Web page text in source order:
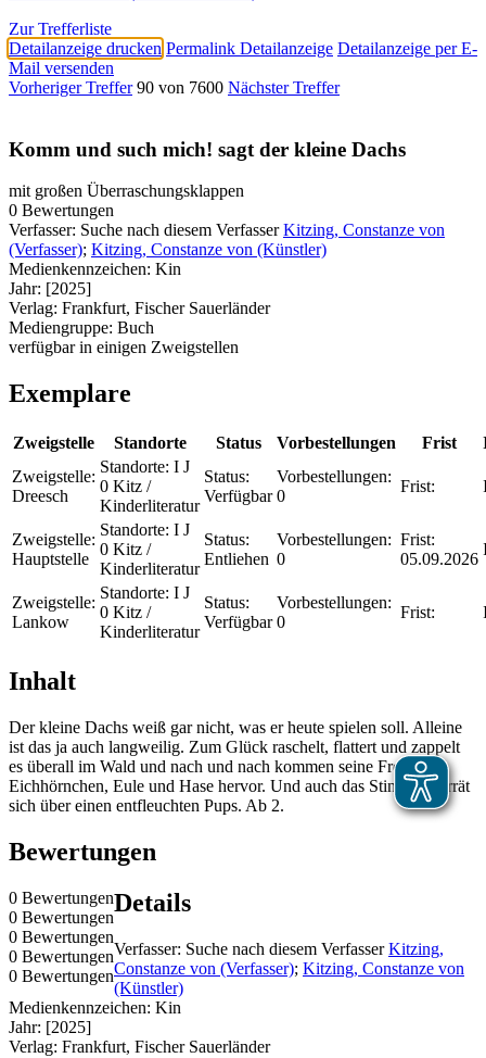
Zur Trefferliste
Detailanzeige drucken Permalink Detailanzeige Detailanzeige per E-
Mail versenden
Vorheriger Treffer 90 von 7600 Nächster Treffer
Komm und such mich! sagt der kleine Dachs
mit großen Überraschungsklappen
0 Bewertungen
Verfasser: Suche nach diesem Verfasser Kitzing, Constanze von
(Verfasser); Kitzing, Constanze von (Künstler)
Medienkennzeichen: Kin
Jahr: [2025]
Verlag: Frankfurt, Fischer Sauerländer
Mediengruppe: Buch
verfügbar in einigen Zweigstellen
Exemplare
Zweigstelle Standorte Status Vorbestellungen Frist
Zweigstelle:
Dreesch
Standorte: I J
0 Kitz /
Kinderliteratur
Status:
Verfügbar
Vorbestellungen:
0
Frist:
Zweigstelle:
Hauptstelle
Standorte: I J
0 Kitz /
Kinderliteratur
Status:
Entliehen
Vorbestellungen:
0
Frist:
05.09.2026
Zweigstelle:
Lankow
Standorte: I J
0 Kitz /
Kinderliteratur
Status:
Verfügbar
Vorbestellungen:
0
Frist:
Inhalt
Der kleine Dachs weiß gar nicht, was er heute spielen soll. Alleine
ist das ja auch langweilig. Zum Glück raschelt, flattert und zappelt
es überall im Wald und nach und nach kommen seine Freunde
Eichhörnchen, Eule und Hase hervor. Und auch das Stinktier verrät
sich über einen entfleuchten Pups. Ab 2.
Bewertungen
0 Bewertungen
0 Bewertungen
0 Bewertungen
0 Bewertungen
0 Bewertungen
Details
Verfasser: Suche nach diesem Verfasser Kitzing,
Constanze von (Verfasser); Kitzing, Constanze von
(Künstler)
Medienkennzeichen: Kin
Jahr: [2025]
Verlag: Frankfurt, Fischer Sauerländer